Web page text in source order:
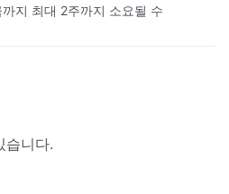
지 최대 2주까지 소요될 수
습니다.